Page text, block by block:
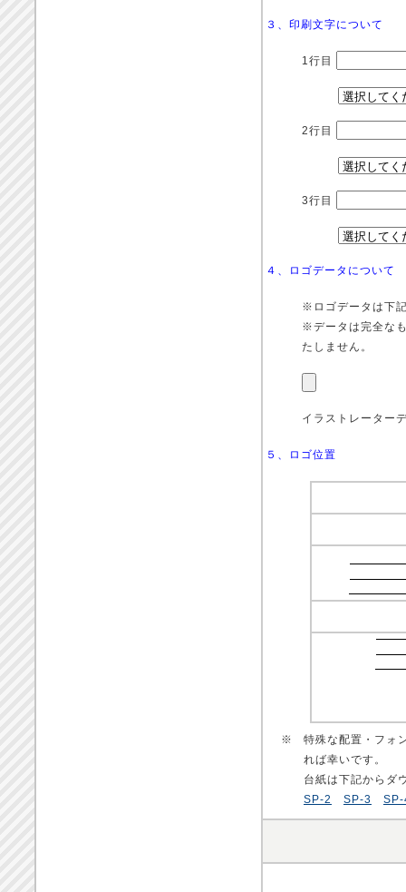
３、印刷文字について
1行目
2行目
3行目
４、ロゴデータについて
※ロゴデータは下
※データは完全な
たしません。
イラストレータ
５、ロゴ位置
※
特殊な配置・フォ
れば幸いです。
台紙は下記からダ
SP-2
SP-3